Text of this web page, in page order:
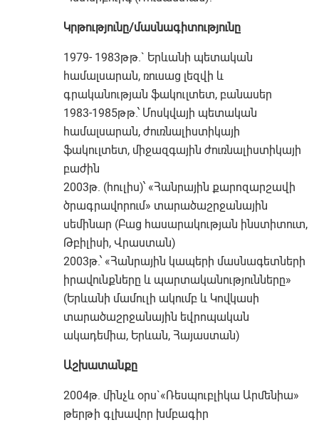
Կրթությունը/մասնագիտությունը
1979- 1983թթ.` Երևանի պետական
համալսարան, ռուսաց լեզվի և
գրականության ֆակուլտետ, բանասեր
1983-1985թթ.՝ Մոսկվայի պետական
համալսարան, ժուռնալիստիկայի
ֆակուլտետ, միջազգային ժուռնալիստիկայի
բաժին
2003թ. (հուլիս)՝ «Հանրային քարոզարշավի
ծրագրավորում» տարածաշրջանային
սեմինար (Բաց հասարակության ինստիտուտ,
Թբիլիսի, Վրաստան)
2003թ.՝ «Հանրային կապերի մասնագետների
իրավունքները և պարտականությունները»
(Երևանի մամուլի ակումբ և Կովկասի
տարածաշրջանային եվրոպական
ակադեմիա, Երևան, Հայաստան)
Աշխատանքը
2004թ. մինչև օրս`«Ռեսպուբլիկա Արմենիա»
թերթի գլխավոր խմբագիր